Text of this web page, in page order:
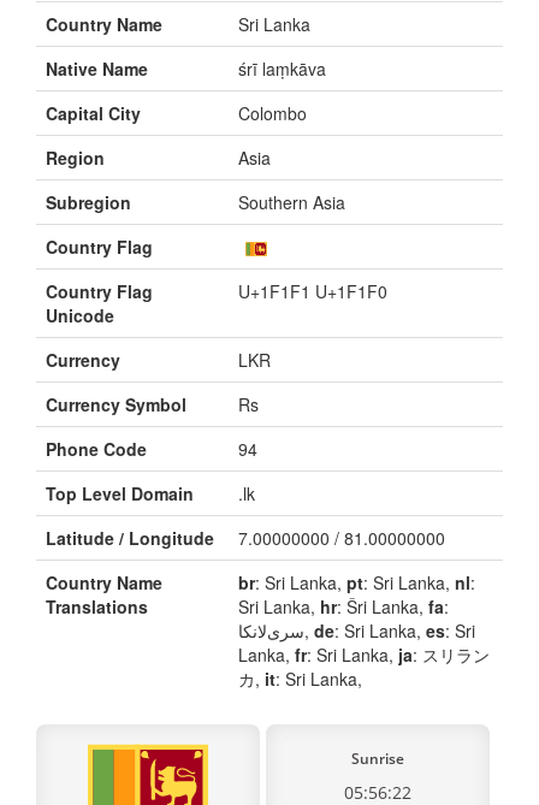
Country Name
Sri Lanka
Native Name
śrī laṃkāva
Capital City
Colombo
Region
Asia
Subregion
Southern Asia
Country Flag
Country Flag
Unicode
U+1F1F1 U+1F1F0
Currency
LKR
Currency Symbol
Rs
Phone Code
94
Top Level Domain
.lk
Latitude / Longitude
7.00000000 / 81.00000000
Country Name
Translations
br: Sri Lanka, pt: Sri Lanka, nl:
Sri Lanka, hr: Šri Lanka, fa:
سری‌لانکا, de: Sri Lanka, es: Sri
Lanka, fr: Sri Lanka, ja: スリラン
カ, it: Sri Lanka,
Sunrise
05:56:22